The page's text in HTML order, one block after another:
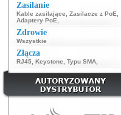
Zasilanie
Kable zasilające Zasilacze z PoE
Adaptery PoE
Zdrowie
Wszystkie
Złącza
RJ45 Keystone Typu SMA